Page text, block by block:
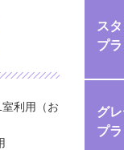
利用（お
ス
プ
グ
プ